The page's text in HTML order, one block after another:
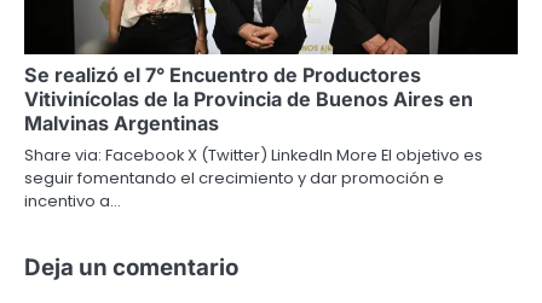
Se realizó el 7° Encuentro de Productores
Vitivinícolas de la Provincia de Buenos Aires en
Malvinas Argentinas
Share via: Facebook X (Twitter) LinkedIn More El objetivo es
seguir fomentando el crecimiento y dar promoción e
incentivo a…
Deja un comentario